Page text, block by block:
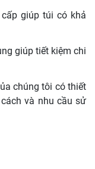
giúp túi có khả
giúp tiết kiệm chi
chúng tôi có thiết
và nhu cầu sử